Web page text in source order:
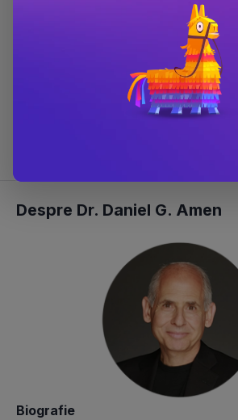
Cresterea copilului
Carti psihologice
Carti de specialitate
Nutritie & Sanatate
Dezvoltare personala
Non-fictiune
Despre Dr. Daniel G. Amen
Biografie